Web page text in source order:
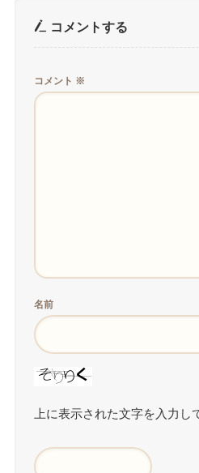
コメントする
コメント ※
名前
上に表示された文字を入力し